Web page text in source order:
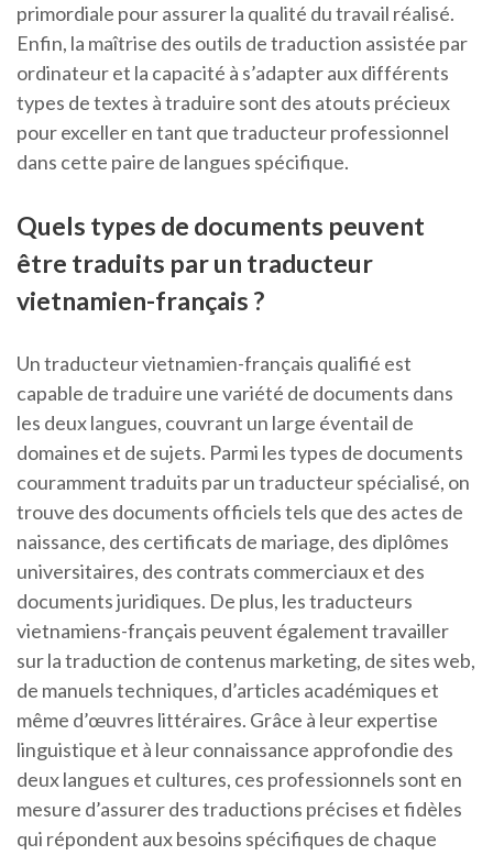
primordiale pour assurer la qualité du travail réalisé.
Enfin, la maîtrise des outils de traduction assistée par
ordinateur et la capacité à s’adapter aux différents
types de textes à traduire sont des atouts précieux
pour exceller en tant que traducteur professionnel
dans cette paire de langues spécifique.
Quels types de documents peuvent
être traduits par un traducteur
vietnamien-français ?
Un traducteur vietnamien-français qualifié est
capable de traduire une variété de documents dans
les deux langues, couvrant un large éventail de
domaines et de sujets. Parmi les types de documents
couramment traduits par un traducteur spécialisé, on
trouve des documents officiels tels que des actes de
naissance, des certificats de mariage, des diplômes
universitaires, des contrats commerciaux et des
documents juridiques. De plus, les traducteurs
vietnamiens-français peuvent également travailler
sur la traduction de contenus marketing, de sites web,
de manuels techniques, d’articles académiques et
même d’œuvres littéraires. Grâce à leur expertise
linguistique et à leur connaissance approfondie des
deux langues et cultures, ces professionnels sont en
mesure d’assurer des traductions précises et fidèles
qui répondent aux besoins spécifiques de chaque